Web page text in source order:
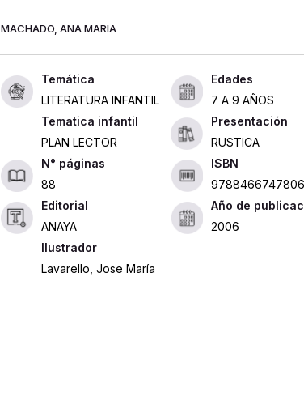
MACHADO, ANA MARIA
LITERATURA INFANTIL
Edades
7 A 9 AÑOS
Tematica infantil
PLAN LECTOR
Presentación
RUSTICA
88
ISBN
9788466747806
Editorial
ANAYA
Año de
2006
Ilustrador
Lavarello, Jose María